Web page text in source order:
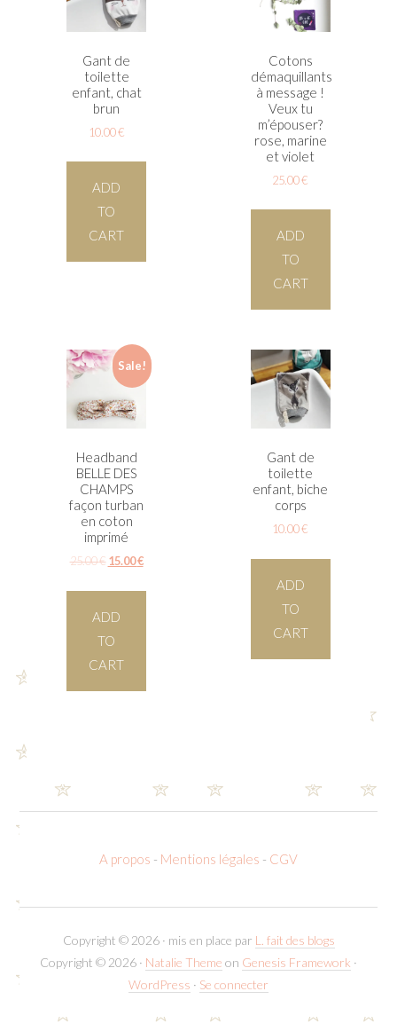
Gant de
toilette
enfant, chat
brun
10.00€
ADD
TO
CART
Cotons
démaquillants
à message !
Veux tu
m’épouser?
rose, marine
et violet
25.00€
ADD
TO
CART
Sale!
Headband
BELLE DES
CHAMPS
façon turban
en coton
imprimé
25.00€ 15.00€
ADD
TO
CART
Gant de
toilette
enfant, biche
corps
10.00€
ADD
TO
CART
A propos - Mentions légales - CGV
Copyright © 2026 · mis en place par L. fait des blogs
Copyright © 2026 · Natalie Theme on Genesis Framework ·
WordPress · Se connecter